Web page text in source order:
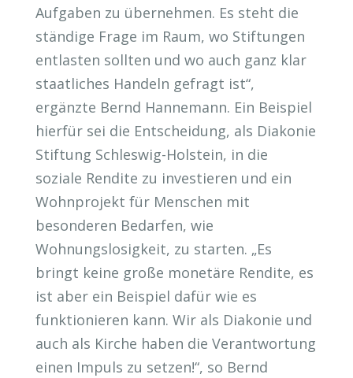
Aufgaben zu übernehmen. Es steht die
ständige Frage im Raum, wo Stiftungen
entlasten sollten und wo auch ganz klar
staatliches Handeln gefragt ist“,
ergänzte Bernd Hannemann. Ein Beispiel
hierfür sei die Entscheidung, als Diakonie
Stiftung Schleswig-Holstein, in die
soziale Rendite zu investieren und ein
Wohnprojekt für Menschen mit
besonderen Bedarfen, wie
Wohnungslosigkeit, zu starten. „Es
bringt keine große monetäre Rendite, es
ist aber ein Beispiel dafür wie es
funktionieren kann. Wir als Diakonie und
auch als Kirche haben die Verantwortung
einen Impuls zu setzen!“, so Bernd